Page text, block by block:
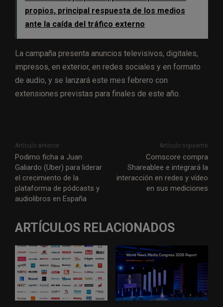
propios, principal respuesta de los medios
ante la caída del tráfico externo
La campaña presenta anuncios televisivos, digitales,
impresos, en exterior, en redes sociales y en formato
de audio, y se lanzará este mes febrero con
extensiones previstas para finales de este año.
Artículo anterior
Podimo ficha a Juan
Galiardo (Uber) para liderar
el crecimiento de la
plataforma de pódcasts y
audiolibros en España
Artículo siguiente
Comscore compra
Shareablee e integrará la
interacción en redes y vídeo
en sus mediciones
ARTÍCULOS RELACIONADOS